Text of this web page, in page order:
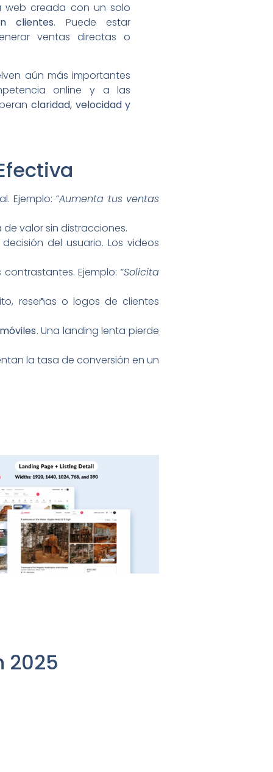
web creada con un solo
clientes. Puede estar
ventas directas o
aún más importantes
online y a las
claridad, velocidad y
Ejemplo: “Aumenta tus ventas
valor sin distracciones.
del usuario. Los videos
Ejemplo: “Solicita
reseñas o logos de clientes
. Una landing lenta pierde
la tasa de conversión en un
2025